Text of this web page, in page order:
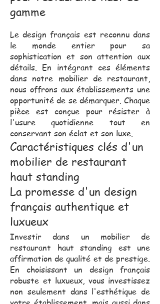
gamme
Le design français est reconnu dans
le monde entier pour sa
sophistication et son attention aux
détails. En intégrant ces éléments
dans notre mobilier de restaurant,
nous offrons aux établissements une
opportunité de se démarquer. Chaque
pièce est conçue pour résister à
l'usure quotidienne tout en
conservant son éclat et son luxe.
Caractéristiques clés d'un
mobilier de restaurant
haut standing
La promesse d'un design
français authentique et
luxueux
Investir dans un mobilier de
restaurant haut standing est une
affirmation de qualité et de prestige.
En choisissant un design français
robuste et luxueux, vous investissez
non seulement dans l'esthétique de